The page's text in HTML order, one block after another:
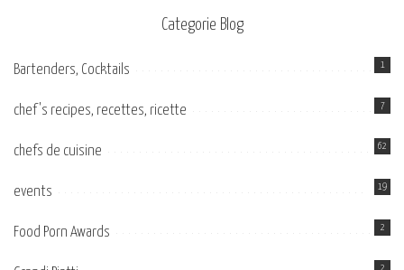
Categorie Blog
Bartenders, Cocktails 1
chef's recipes, recettes, ricette 7
chefs de cuisine 62
events 19
Food Porn Awards 2